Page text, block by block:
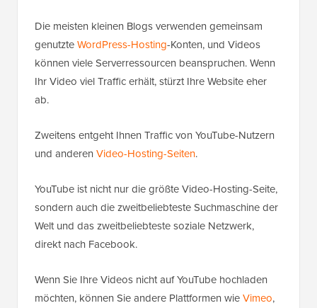
Die meisten kleinen Blogs verwenden gemeinsam
genutzteWordPress-Hosting-Konten, und Videos
können viele Serverressourcen beanspruchen. Wenn
Ihr Video viel Traffic erhält, stürzt Ihre Website eher
ab.
Zweitens entgeht Ihnen Traffic von YouTube-Nutzern
und anderen Video-Hosting-Seiten.
YouTube ist nicht nur die größte Video-Hosting-Seite,
sondern auch die zweitbeliebteste Suchmaschine der
Welt und das zweitbeliebteste soziale Netzwerk,
direkt nach Facebook.
Wenn Sie Ihre Videos nicht auf YouTube hochladen
möchten, können Sie andere Plattformen wieVimeo,